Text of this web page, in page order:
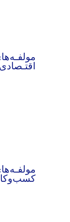
مولفـه‌های
اقتـصادی
مولفـه‌های
کسب‌وکاری